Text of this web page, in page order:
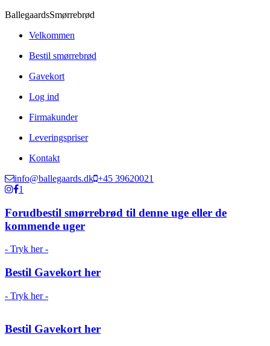
BallegaardsSmørrebrød
Velkommen
Bestil smørrebrød
Gavekort
Log ind
Firmakunder
Leveringspriser
Kontakt
info@ballegaards.dk +45 39620021
1
Forudbestil smørrebrød til denne uge eller de
kommende uger
- Tryk her -
Bestil Gavekort her
- Tryk her -
Bestil Gavekort her